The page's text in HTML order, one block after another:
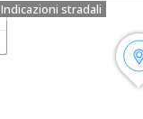
Indicazioni stradali